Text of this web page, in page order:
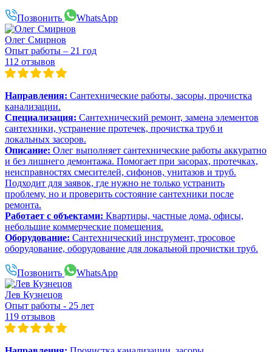
Позвонить WhatsApp
Олег Смирнов
Опыт работы – 21 год
112 отзывов
Направления: Сантехнические работы, засоры, прочистка
канализации.
Специализация: Сантехнический ремонт, замена элементов
сантехники, устранение протечек, прочистка труб и
локальных засоров.
Описание: Олег выполняет сантехнические работы аккуратно
и без лишнего демонтажа. Помогает при засорах, протечках,
неисправностях смесителей, сифонов, унитазов и труб.
Подходит для заявок, где нужно не только устранить
проблему, но и проверить состояние сантехники после
ремонта.
Работает с объектами: Квартиры, частные дома, офисы,
небольшие коммерческие помещения.
Оборудование: Сантехнический инструмент, тросовое
оборудование, оборудование для локальной прочистки труб.
Позвонить WhatsApp
Лев Кузнецов
Опыт работы - 25 лет
119 отзывов